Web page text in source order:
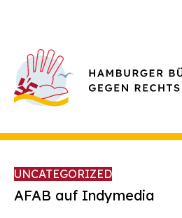
UNCATEGORIZED
AFAB auf Indymedia